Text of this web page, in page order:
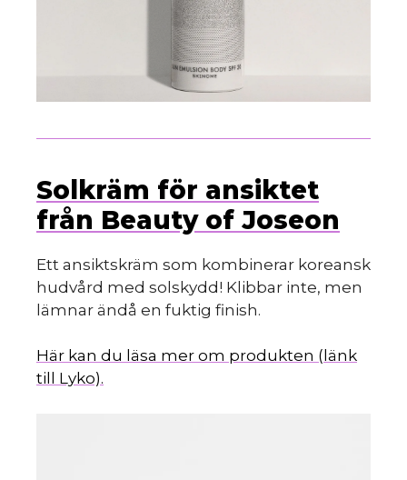
Solkräm för ansiktet
från Beauty of Joseon
Ett ansiktskräm som kombinerar koreansk
hudvård med solskydd! Klibbar inte, men
lämnar ändå en fuktig finish.
Här kan du läsa mer om produkten (länk
till Lyko).